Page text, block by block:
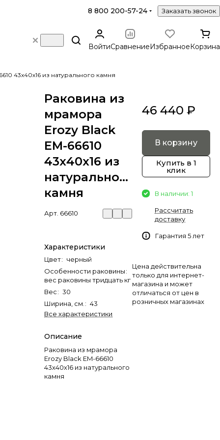
8 800 200-57-24 Заказать звонок
ВойтиСравнениеИзбранноеКорзина
43х40х16 из натурального камня
Раковина из
мрамора
Erozy Black
EM-66610
43х40х16 из
натурального
камня
Арт. 66610
Характеристики
Цвет: черный
Особенности раковины:
вес раковины тридцать кг
Вес: 30
Ширина, см. : 43
Все характеристики
Описание
Раковина из мрамора
Erozy Black EM-66610
43х40х16 из натурального
камня
46 440 ₽
В корзину
Купить в 1
клик
В наличии: 1
Рассчитать
доставку
Гарантия 5 лет
Цена действительна
только для интернет-
магазина и может
отличаться от цен в
розничных магазинах